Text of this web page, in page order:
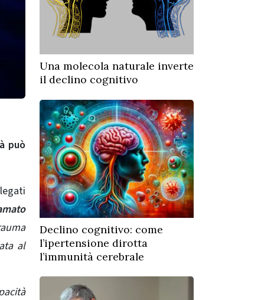
può
al
Una molecola naturale inverte
il declino cognitivo
Declino cognitivo: come
l’ipertensione dirotta
l’immunità cerebrale